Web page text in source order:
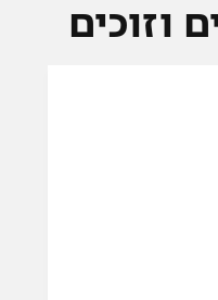
וזוכים